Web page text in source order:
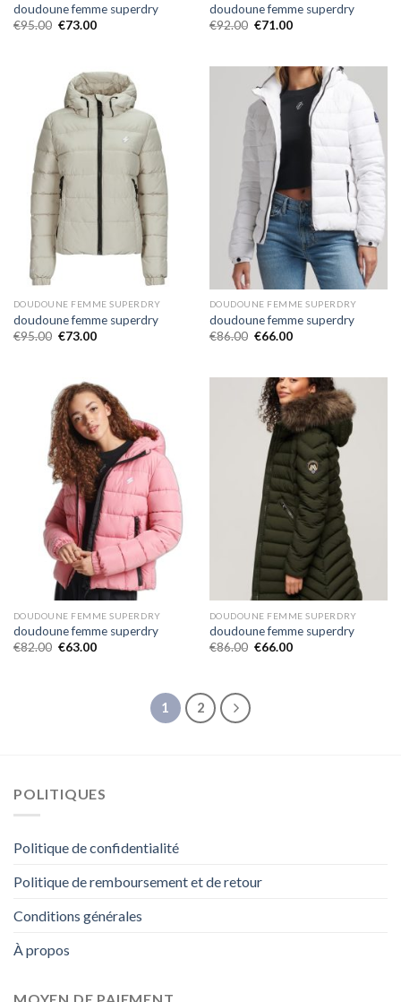
doudoune femme superdry
€95.00 €73.00
doudoune femme superdry
€92.00 €71.00
DOUDOUNE FEMME SUPERDRY
doudoune femme superdry
€95.00 €73.00
DOUDOUNE FEMME SUPERDRY
doudoune femme superdry
€86.00 €66.00
DOUDOUNE FEMME SUPERDRY
doudoune femme superdry
€82.00 €63.00
DOUDOUNE FEMME SUPERDRY
doudoune femme superdry
€86.00 €66.00
1 2
POLITIQUES
Politique de confidentialité
Politique de remboursement et de retour
Conditions générales
À propos